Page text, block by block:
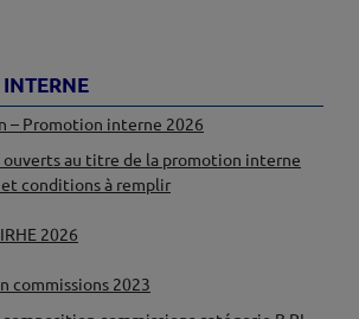
– Promotion interne 2026
ouverts au titre de la promotion interne
et conditions à remplir
2026
commissions 2023